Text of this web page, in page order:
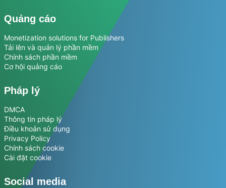
Quảng cáo
Monetization solutions for Publishers
Tải lên và quản lý phần mềm
Chính sách phần mềm
Cơ hội quảng cáo
Pháp lý
DMCA
Thông tin pháp lý
Điều khoản sử dụng
Privacy Policy
Chính sách cookie
Cài đặt cookie
Social media